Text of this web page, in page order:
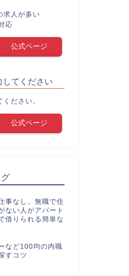
求人が多い
応
公式ページ
してください
ださい。
公式ページ
事なし。無職で住
ない人がアパート
借りられる簡単な
など100均の内職
すコツ